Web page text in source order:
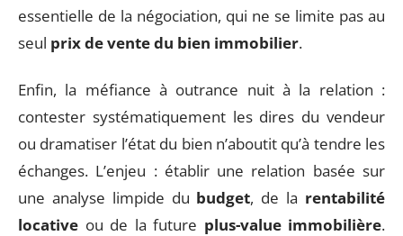
essentielle de la négociation, qui ne se limite pas au
seul prix de vente du bien immobilier.
Enfin, la méfiance à outrance nuit à la relation :
contester systématiquement les dires du vendeur
ou dramatiser l’état du bien n’aboutit qu’à tendre les
échanges. L’enjeu : établir une relation basée sur
une analyse limpide du budget, de la rentabilité
locative ou de la future plus-value immobilière.